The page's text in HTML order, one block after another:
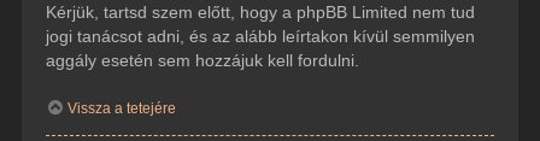
Kérjük, tartsd szem előtt, hogy a phpBB Limited nem tud
jogi tanácsot adni, és az alább leírtakon kívül semmilyen
aggály esetén sem hozzájuk kell fordulni.
Vissza a tetejére